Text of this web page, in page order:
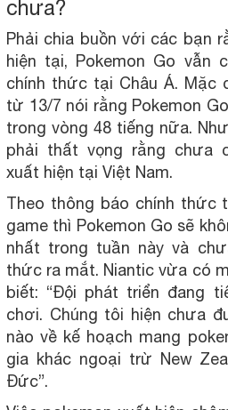
chưa?
Phải chia buồn với các bạn
hiện tại, Pokemon Go vẫn
chính thức tại Châu Á. Mặc
từ 13/7 nói rằng Pokemon
trong vòng 48 tiếng nữa.
phải thất vọng rằng chưa
xuất hiện tại Việt Nam.
Theo thông báo chính thức
game thì Pokemon Go sẽ
nhất trong tuần này và
thức ra mắt. Niantic vừa có
biết: “Đội phát triển đang
chơi. Chúng tôi hiện chưa
nào về kế hoạch mang
gia khác ngoại trừ New
Đức”.